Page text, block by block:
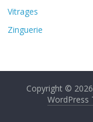
Vitrages
Zinguerie
Copyright © 2026
WordPress